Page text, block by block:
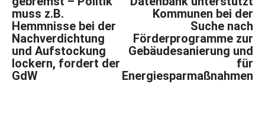
muss z.B.
Hemmnisse bei der
Nachverdichtung
und Aufstockung
lockern, fordert der
GdW
Kommunen bei der
Suche nach
Förderprogramme zur
Gebäudesanierung und
für
Energiesparmaßnahmen